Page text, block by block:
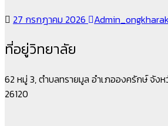
27 กรกฎาคม 2026
Admin_ongkharak
ที่อยู่วิทยาลัย
62 หมู่ 3, ตำบลทรายมูล อำเภอองครักษ์ จัง
26120